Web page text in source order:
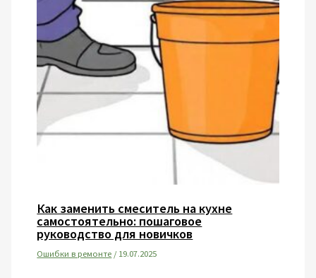
Как заменить смеситель на кухне
самостоятельно: пошаговое
руководство для новичков
Ошибки в ремонте /19.07.2025